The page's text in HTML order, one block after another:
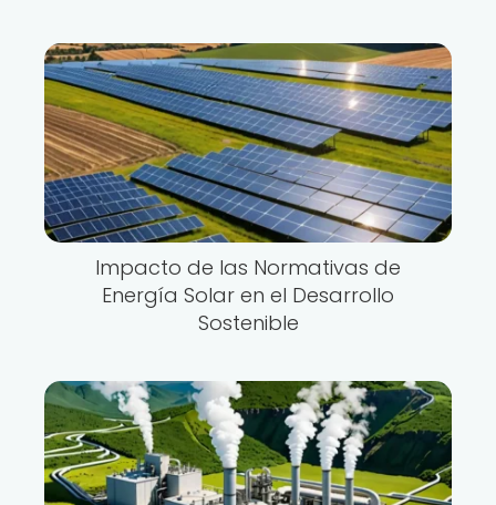
Impacto de las Normativas de
Energía Solar en el Desarrollo
Sostenible